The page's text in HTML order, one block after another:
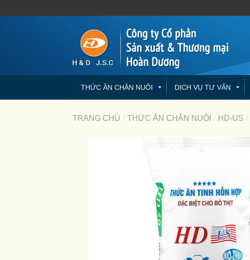
THỨC ĂN CHĂN NUÔI DỊCH VỤ TƯ VẤN
TRANG CHỦ / THỨC ĂN CHĂN NUÔI / HD-US /